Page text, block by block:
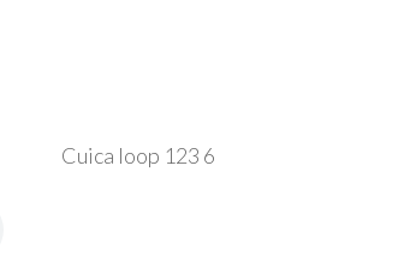
Cuica loop 123 6